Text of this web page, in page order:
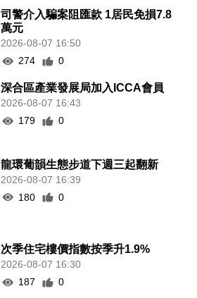
司警介入騙案阻匯款 1居民免損7.8
萬元
2026-08-07 16:50
274
0
深合區產業發展局加入ICCA會員
2026-08-07 16:43
179
0
龍環葡韻生態步道下週三起翻新
2026-08-07 16:39
180
0
次季住宅樓價指數按季升1.9%
2026-08-07 16:30
187
0